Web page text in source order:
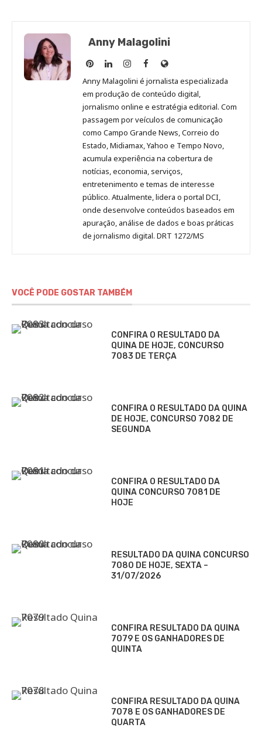
Anny Malagolini
Anny
Malagolini
no
Pinterest
Anny
Malagolini
no
LinkedIn
Anny
Malagolini
no
Instagram
Anny
Malagolini
no
Facebook
Site
de
Anny
Malagolini
Anny Malagolini é jornalista especializada
em produção de conteúdo digital,
jornalismo online e estratégia editorial. Com
passagem por veículos de comunicação
como Campo Grande News, Correio do
Estado, Midiamax, Yahoo e Tempo Novo,
acumula experiência na cobertura de
notícias, economia, serviços,
entretenimento e temas de interesse
público. Atualmente, lidera o portal DCI,
onde desenvolve conteúdos baseados em
apuração, análise de dados e boas práticas
de jornalismo digital. DRT 1272/MS
VOCÊ PODE GOSTAR TAMBÉM
CONFIRA O RESULTADO DA
QUINA DE HOJE, CONCURSO
7083 DE TERÇA
CONFIRA O RESULTADO DA QUINA
DE HOJE, CONCURSO 7082 DE
SEGUNDA
CONFIRA O RESULTADO DA
QUINA CONCURSO 7081 DE
HOJE
RESULTADO DA QUINA CONCURSO
7080 DE HOJE, SEXTA –
31/07/2026
CONFIRA RESULTADO DA QUINA
7079 E OS GANHADORES DE
QUINTA
CONFIRA RESULTADO DA QUINA
7078 E OS GANHADORES DE
QUARTA